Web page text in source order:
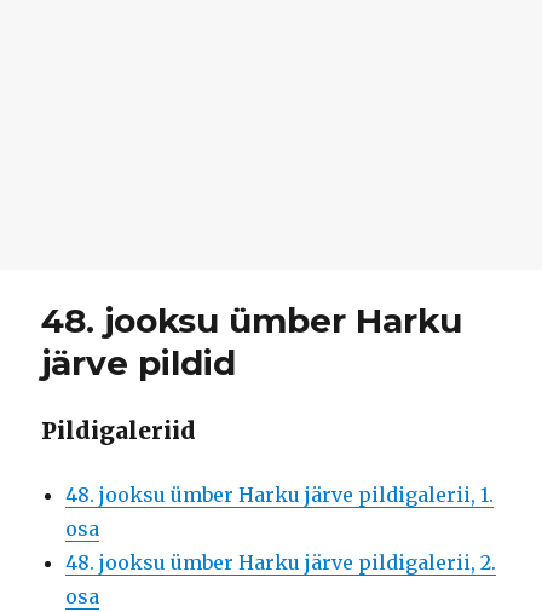
48. jooksu ümber Harku
järve pildid
Pildigaleriid
48. jooksu ümber Harku järve pildigalerii, 1.
osa
48. jooksu ümber Harku järve pildigalerii, 2.
osa